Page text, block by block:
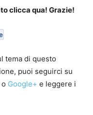
clicca qua! Grazie!
tema di questo
puoi seguirci su
o Google+ e leggere i